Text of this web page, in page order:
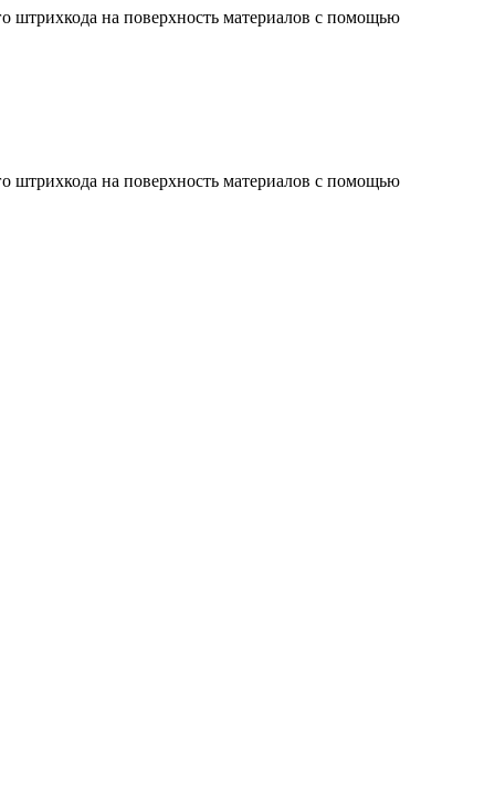
штрихкода на поверхность материалов с помощью
штрихкода на поверхность материалов с помощью